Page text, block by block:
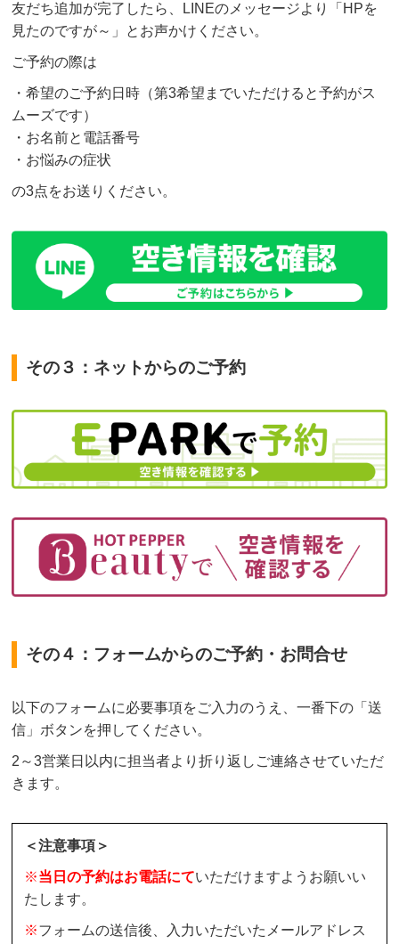
友だち追加が完了したら、LINEのメッセージより「HPを
見たのですが～」とお声かけください。
ご予約の際は
・希望のご予約日時（第3希望までいただけると予約がス
ムーズです）
・お名前と電話番号
・お悩みの症状
の3点をお送りください。
その３：ネットからのご予約
その４：フォームからのご予約・お問合せ
以下のフォームに必要事項をご入力のうえ、一番下の「送
信」ボタンを押してください。
2～3営業日以内に担当者より折り返しご連絡させていただ
きます。
＜注意事項＞
※当日の予約はお電話にていただけますようお願いい
たします。
※フォームの送信後、入力いただいたメールアドレス